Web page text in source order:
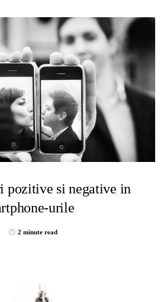
pozitive si negative in
urile
2 minute read